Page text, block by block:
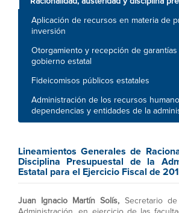
Aplicación de recursos en materia de
inversión
Otorgamiento y recepción de garantías
gobierno estatal
Fideicomisos públicos estatales
Administración de los recursos
dependencias y entidades de la
Lineamientos Generales de
Disciplina Presupuestal de la
Estatal para el Ejercicio Fiscal de
Juan Ignacio Martín Solís, Secretario